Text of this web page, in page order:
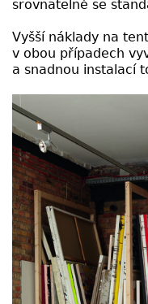
srovnatelné se
Vyšší náklady na
v obou případech
a snadnou instalací